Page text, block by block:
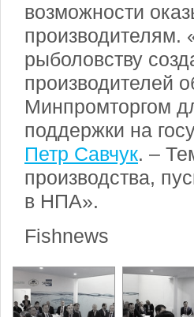
возможности
производителям.
рыболовству
производителей
Минпромторгом
поддержки на
Петр Савчук. –
производства,
в НПА».
Fishnews